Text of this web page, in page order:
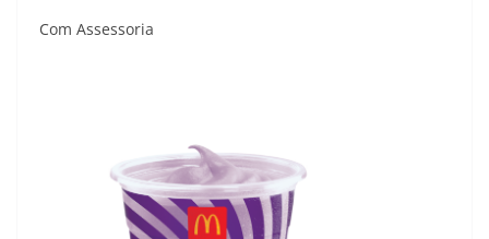
Com Assessoria